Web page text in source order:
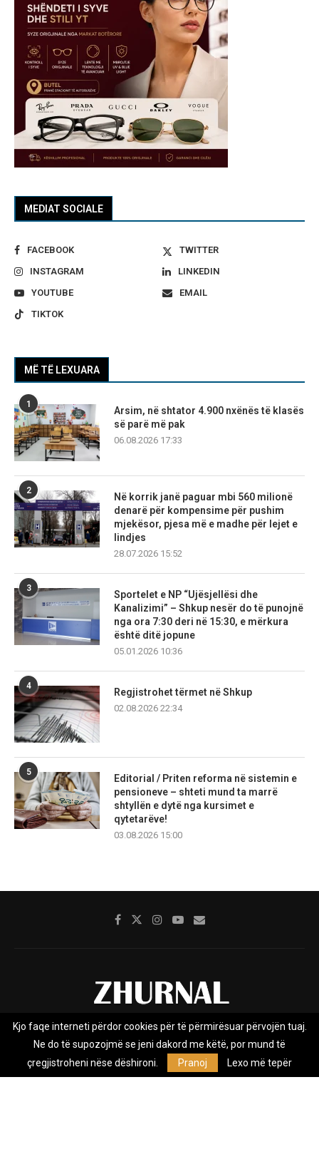
MEDIAT SOCIALE
FACEBOOK
TWITTER
INSTAGRAM
LINKEDIN
YOUTUBE
EMAIL
TIKTOK
MË TË LEXUARA
1
Arsim, në shtator 4.900 nxënës të klasës
së parë më pak
06.08.2026 17:33
2
Në korrik janë paguar mbi 560 milionë
denarë për kompensime për pushim
mjekësor, pjesa më e madhe për lejet e
lindjes
28.07.2026 15:52
3
Sportelet e NP “Ujësjellësi dhe
Kanalizimi” – Shkup nesër do të punojnë
nga ora 7:30 deri në 15:30, e mërkura
është ditë jopune
05.01.2026 10:36
4
Regjistrohet tërmet në Shkup
02.08.2026 22:34
5
Editorial / Priten reforma në sistemin e
pensioneve – shteti mund ta marrë
shtyllën e dytë nga kursimet e
qytetarëve!
03.08.2026 15:00
Rreth nesh Impresumi Marketing
Kontakt
Privacy Policy
Zhurnal.mk është Agjenci e Lajmeve e pavarur, e themeluar në vitin
Kjo faqe interneti përdor cookies për të përmirësuar përvojën tuaj.
Ne do të supozojmë se jeni dakord me këtë, por mund të
çregjistroheni nëse dëshironi.
Pranoj Lexo më tepër